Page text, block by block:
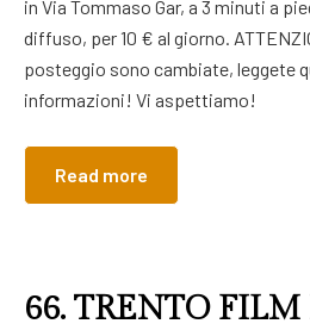
in Via Tommaso Gar, a 3 minuti a
diffuso, per 10 € al giorno.
posteggio sono cambiate, leggete
informazioni! Vi aspettiamo!
Read more
66. TRENTO